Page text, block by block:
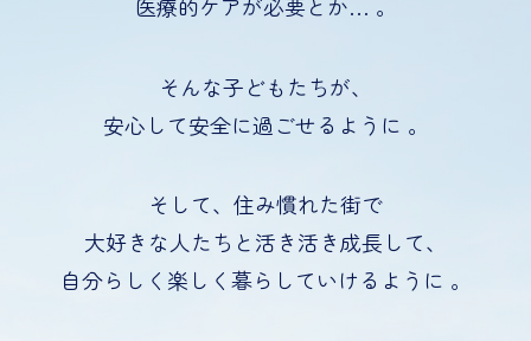
そんな子どもたちが、
安心して安全に過ごせるように 。
そして、住み慣れた街で
大好きな人たちと活き活き成長して、
自分らしく楽しく暮らしていけるように 。